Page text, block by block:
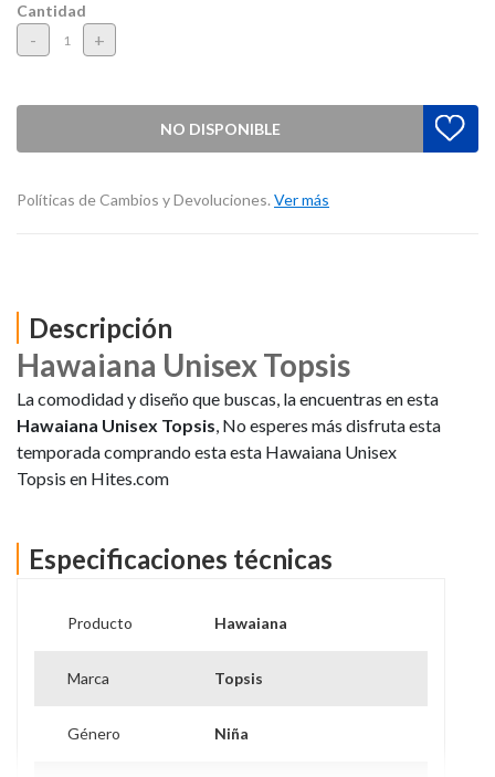
Cantidad
- +
NO DISPONIBLE
Políticas de Cambios y Devoluciones. Ver más
Descripción
Hawaiana Unisex Topsis
La comodidad y diseño que buscas, la encuentras en esta
Hawaiana Unisex Topsis, No esperes más disfruta esta
temporada comprando esta esta Hawaiana Unisex
Topsis en Hites.com
Especificaciones técnicas
Producto Hawaiana
Marca Topsis
Género Niña